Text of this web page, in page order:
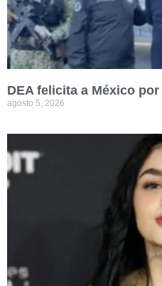
DEA felicita a México
agosto 5, 2026